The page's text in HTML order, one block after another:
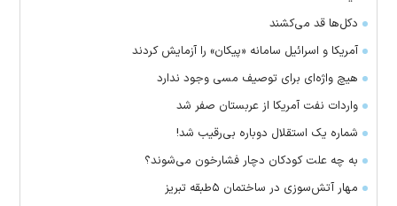
دکل‌ها قد می‌کشند
آمریکا و اسرائیل سامانه «پیکان» را آزمایش کردند
هیچ واژه‌ای برای توصیف مسی وجود ندارد
واردات نفت آمریکا از عربستان صفر شد
شماره یک استقلال دوباره بی‌رقیب شد!
به چه علت کودکان دچار فشارخون می‌شوند؟
مهار آتش‌سوزی در ساختمان ۵‌طبقه تبریز